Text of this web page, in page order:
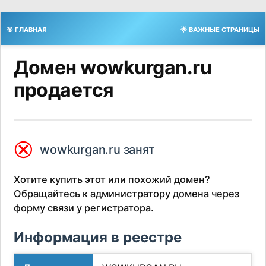
🎯 ГЛАВНАЯ 🌟 ВАЖНЫЕ СТРАНИЦЫ
Домен wowkurgan.ru
продается
⮿ wowkurgan.ru занят
Хотите купить этот или похожий домен?
Обращайтесь к администратору домена через
форму связи у регистратора.
Информация в реестре